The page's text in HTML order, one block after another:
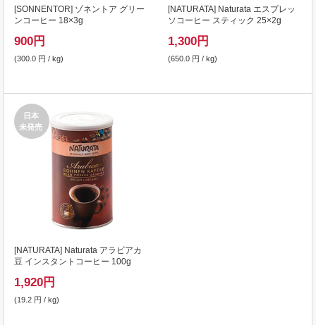
[SONNENTOR] ゾネントア グリー
ンコーヒー 18×3g
900円
(300.0 円 / kg)
[NATURATA] Naturata エスプレッ
ソコーヒー スティック 25×2g
1,300円
(650.0 円 / kg)
日本
未発売
[NATURATA] Naturata アラビアカ
豆 インスタントコーヒー 100g
1,920円
(19.2 円 / kg)